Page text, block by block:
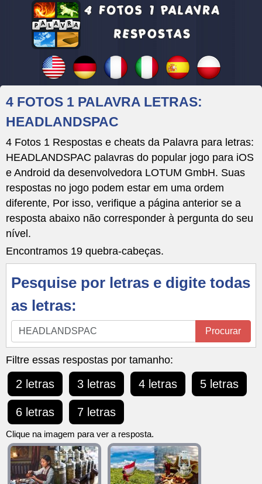
4 FOTOS 1 PALAVRA LETRAS:
HEADLANDSPAC
4 Fotos 1 Respostas e cheats da Palavra para letras:
HEADLANDSPAC palavras do popular jogo para iOS
e Android da desenvolvedora LOTUM GmbH. Suas
respostas no jogo podem estar em uma ordem
diferente, Por isso, verifique a página anterior se a
resposta abaixo não corresponder à pergunta do seu
nível.
Encontramos 19 quebra-cabeças.
Pesquise por letras e digite todas
as letras:
Pesquise
por
letras
e
digite
todas
as
letras:
Procurar
Filtre essas respostas por tamanho:
2 letras 3 letras 4 letras 5 letras
6 letras 7 letras
Clique na imagem para ver a resposta.